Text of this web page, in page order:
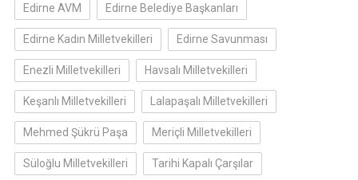
Edirne AVM Edirne Belediye Başkanları
Edirne Kadın Milletvekilleri Edirne Savunması
Enezli Milletvekilleri Havsalı Milletvekilleri
Keşanlı Milletvekilleri Lalapaşalı Milletvekilleri
Mehmed Şükrü Paşa Meriçli Milletvekilleri
Süloğlu Milletvekilleri Tarihi Kapalı Çarşılar